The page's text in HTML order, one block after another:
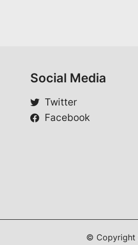
Social Media
Twitter
Facebook
© Copyright